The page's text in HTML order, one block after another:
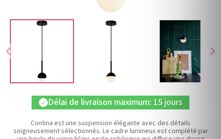
chevron_left chevron_right
check Délai de livraison maximum: 15 jours
Contina est une suspension élégante avec des détails
soigneusement sélectionnés. Le cadre lumineux est complété par